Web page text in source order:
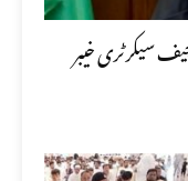
پرچیف سیکرٹری خیبر